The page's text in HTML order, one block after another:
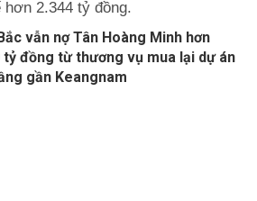
2.344 tỷ đồng.
vẫn nợ Tân Hoàng Minh hơn
tỷ đồng từ thương vụ mua lại dự án
gần Keangnam